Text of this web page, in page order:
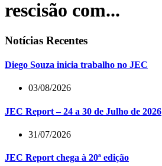
rescisão com...
Notícias Recentes
Diego Souza inicia trabalho no JEC
03/08/2026
JEC Report – 24 a 30 de Julho de 2026
31/07/2026
JEC Report chega à 20ª edição